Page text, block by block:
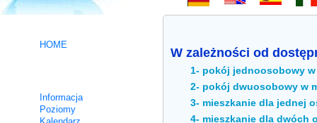
HOME
Informacja
Poziomy
W zależności od
1- pokój jednoosobowy
2- pokój dwuosobowy w
3- mieszkanie dla jednej
4- mieszkanie dla dwóch